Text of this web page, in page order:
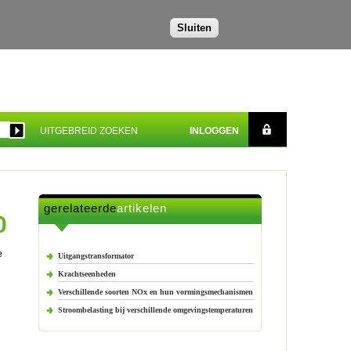
Sluiten
INLOGGEN
UITGEBREID ZOEKEN
gerelateerdeartikelen
Uitgangstransformator
Krachtseenheden
Verschillende soorten NOx en hun vormingsmechanismen
Stroombelasting bij verschillende omgevingstemperaturen